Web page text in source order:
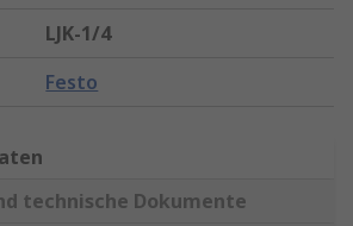
LJK-1/4
Festo
technische Dokumente